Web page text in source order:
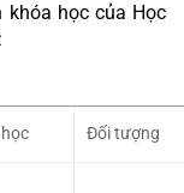
khóa học của Học
Đối tượng